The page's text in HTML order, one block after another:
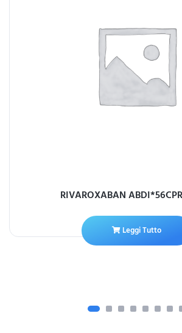
RIVAROXABAN
Leggi Tutto